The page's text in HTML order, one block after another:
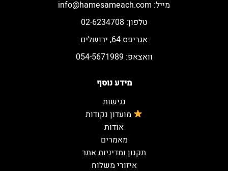
מידע נוסף
נגישות
מועדון נקודות
אודות
מאמרים
תקנון ומדיניות אתר
איזורי משלוח
מייל: info@hamesameach.com
טלפון: 02-6234708
אגריפס 64, ירושלים
וואצאפ: 054-5671989